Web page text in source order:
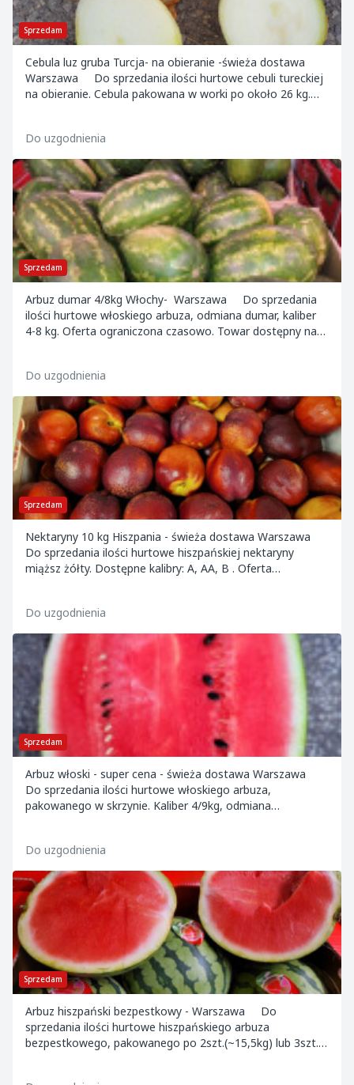
Sprzedam
Cebula luz gruba Turcja- na obieranie -świeża dostawa
Warszawa Do sprzedania ilości hurtowe cebuli tureckiej
na obieranie. Cebula pakowana w worki po około 26 kg.
Do uzgodnienia
Sprzedam
Arbuz dumar 4/8kg Włochy- Warszawa Do sprzedania
ilości hurtowe włoskiego arbuza, odmiana dumar, kaliber
4-8 kg. Oferta ograniczona czasowo. Towar dostępny na
Do uzgodnienia
Sprzedam
Nektaryny 10 kg Hiszpania - świeża dostawa Warszawa
Do sprzedania ilości hurtowe hiszpańskiej nektaryny
miąższ żółty. Dostępne kalibry: A, AA, B . Oferta
Do uzgodnienia
Sprzedam
Arbuz włoski - super cena - świeża dostawa Warszawa
Do sprzedania ilości hurtowe włoskiego arbuza,
pakowanego w skrzynie. Kaliber 4/9kg, odmiana
Do uzgodnienia
Sprzedam
Arbuz hiszpański bezpestkowy - Warszawa Do
sprzedania ilości hurtowe hiszpańskiego arbuza
bezpestkowego, pakowanego po 2szt.(~15,5kg) lub 3szt.